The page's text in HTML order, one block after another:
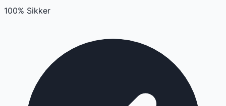
100% Sikker